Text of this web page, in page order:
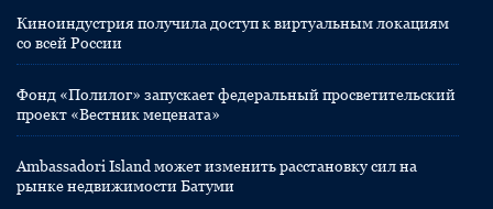
Киноиндустрия получила доступ к виртуальным локациям
со всей России
Фонд «Полилог» запускает федеральный просветительский
проект «Вестник мецената»
Ambassadori Island может изменить расстановку сил на
рынке недвижимости Батуми